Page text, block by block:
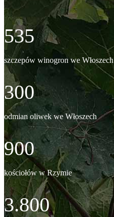
535
szczepów winogron we Włoszech
300
odmian oliwek we Włoszech
900
kościołów w Rzymie
3.800